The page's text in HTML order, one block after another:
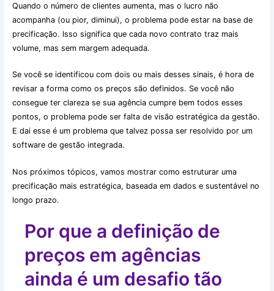
Quando o número de clientes aumenta, mas o lucro não
acompanha (ou pior, diminui), o problema pode estar na base de
precificação. Isso significa que cada novo contrato traz mais
volume, mas sem margem adequada.
Se você se identificou com dois ou mais desses sinais, é hora de
revisar a forma como os preços são definidos. Se você não
consegue ter clareza se sua agência cumpre bem todos esses
pontos, o problema pode ser falta de visão estratégica da gestão.
E dai esse é um problema que talvez possa ser resolvido por um
software de gestão integrada.
Nos próximos tópicos, vamos mostrar como estruturar uma
precificação mais estratégica, baseada em dados e sustentável no
longo prazo.
Por que a definição de
preços em agências
ainda é um desafio tão